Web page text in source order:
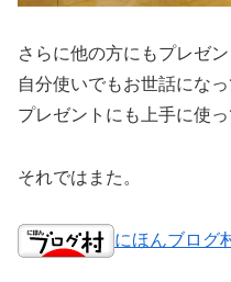
さらに他の方にもプレゼ
自分使いでもお世話にな
プレゼントにも上手に使っ
それではまた。
にほんブログ